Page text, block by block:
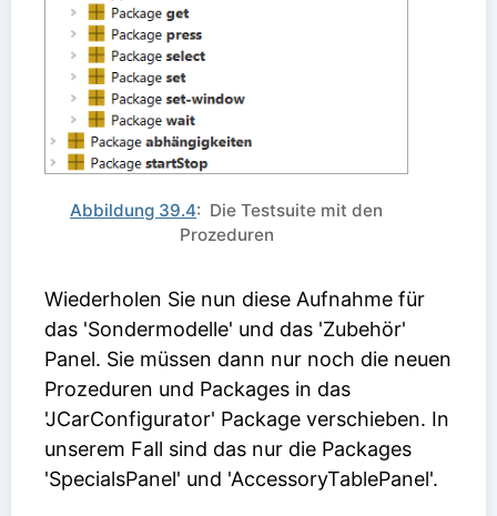
Abbildung 39.4: Die Testsuite mit den
Prozeduren
Wiederholen Sie nun diese Aufnahme für
das 'Sondermodelle' und das 'Zubehör'
Panel. Sie müssen dann nur noch die neuen
Prozeduren und Packages in das
'JCarConfigurator' Package verschieben. In
unserem Fall sind das nur die Packages
'SpecialsPanel' und 'AccessoryTablePanel'.